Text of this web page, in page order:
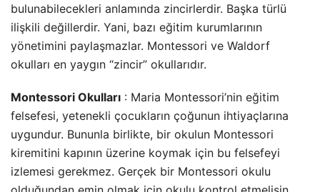
bulunabilecekleri anlamında zincirlerdir. Başka türlü
ilişkili değillerdir. Yani, bazı eğitim kurumlarının
yönetimini paylaşmazlar. Montessori ve Waldorf
okulları en yaygın “zincir” okullarıdır.
Montessori Okulları : Maria Montessori’nin eğitim
felsefesi, yetenekli çocukların çoğunun ihtiyaçlarına
uygundur. Bununla birlikte, bir okulun Montessori
kiremitini kapının üzerine koymak için bu felsefeyi
izlemesi gerekmez. Gerçek bir Montessori okulu